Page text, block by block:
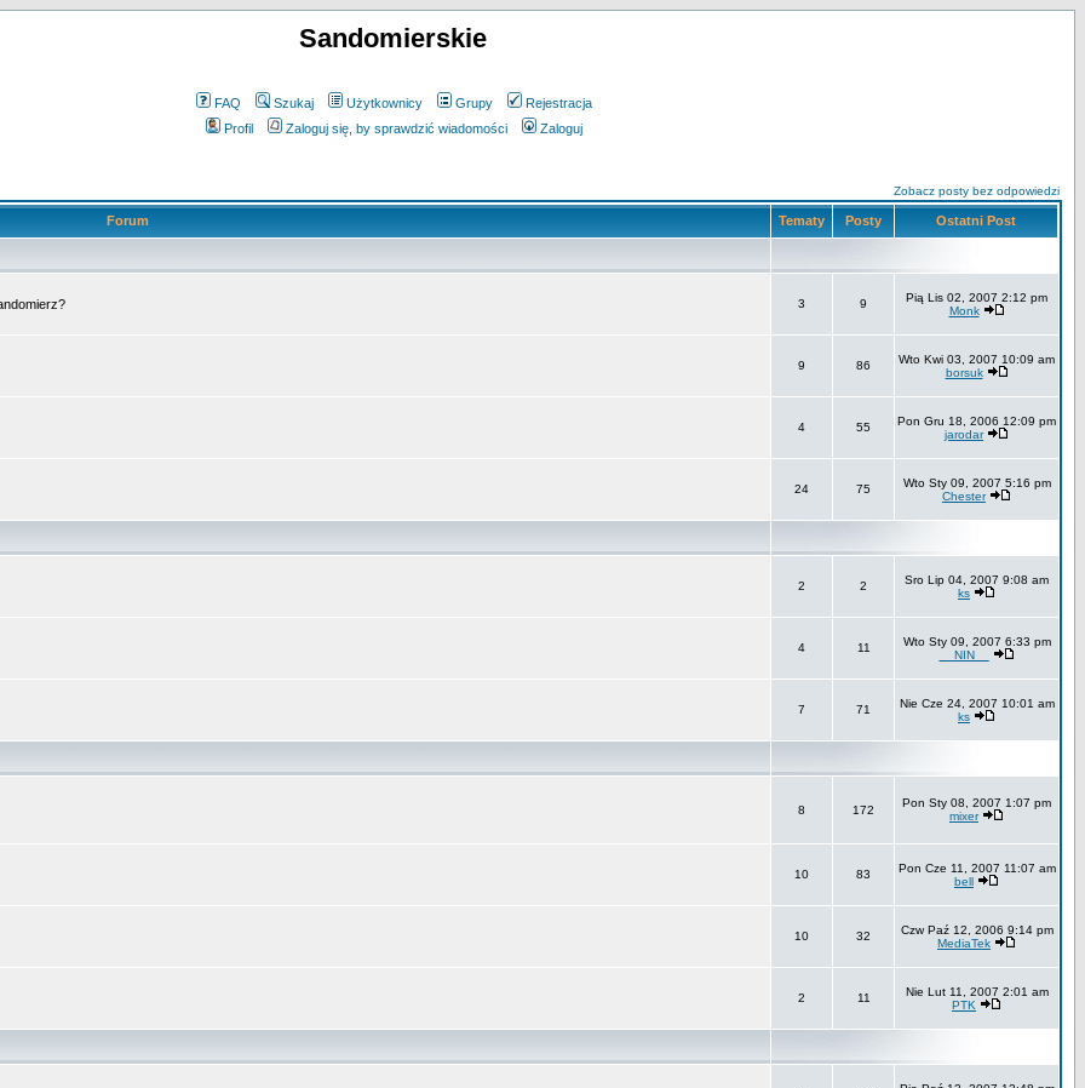
Sandomierskie
FAQ Szukaj Użytkownicy Grupy
Rejestracja
Profil
Zaloguj się, by sprawdzić wiadomości Zaloguj
Zobacz posty bez odpowiedzi
Forum Tematy Posty Ostatni Post
3 9
Pią Lis 02, 2007 2:12 pm
Monk
9 86
Wto Kwi 03, 2007 10:09 am
borsuk
4 55
Pon Gru 18, 2006 12:09 pm
jarodar
24 75
Wto Sty 09, 2007 5:16 pm
Chester
2 2
Sro Lip 04, 2007 9:08 am
ks
4 11
Wto Sty 09, 2007 6:33 pm
__NIN__
7 71
Nie Cze 24, 2007 10:01 am
ks
8 172
Pon Sty 08, 2007 1:07 pm
mixer
10 83
Pon Cze 11, 2007 11:07 am
bell
10 32
Czw Paź 12, 2006 9:14 pm
MediaTek
2 11
Nie Lut 11, 2007 2:01 am
PTK